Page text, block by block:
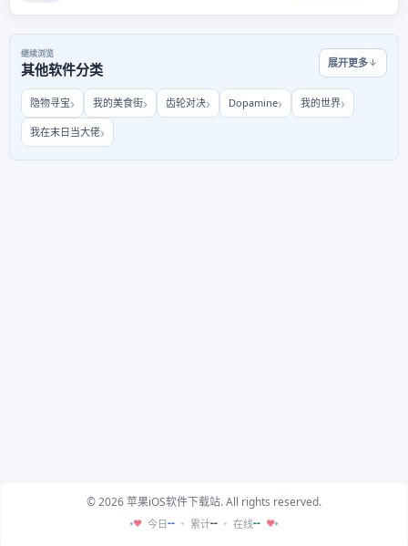
继续浏览
其他软件分类 展开更多
隐物寻宝 我的美食街 齿轮对决 Dopamine 我的世界
我在末日当大佬
© 2026 苹果iOS软件下载站. All rights reserved.
♥ 今日-- 累计-- 在线-- ♥